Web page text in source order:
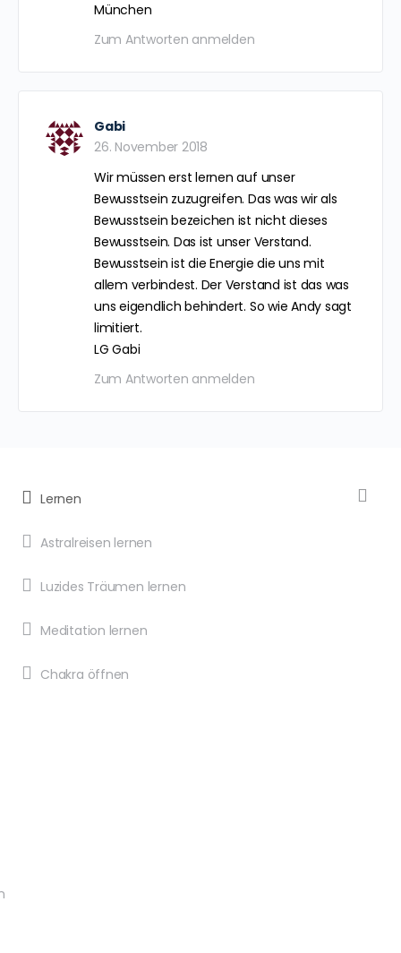
München
Zum Antworten anmelden
Gabi
26. November 2018
Wir müssen erst lernen auf unser
Bewusstsein zuzugreifen. Das was wir als
Bewusstsein bezeichen ist nicht dieses
Bewusstsein. Das ist unser Verstand.
Bewusstsein ist die Energie die uns mit
allem verbindest. Der Verstand ist das was
uns eigendlich behindert. So wie Andy sagt
limitiert.
LG Gabi
Zum Antworten anmelden
Lernen
Astralreisen lernen
Luzides Träumen lernen
Meditation lernen
Chakra öffnen